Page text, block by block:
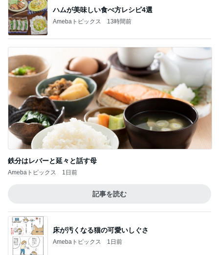
ハムが美味しい食べ方レシピ4選
Amebaトピックス 13時間前
鉄分はレバーと延々と話す母
Amebaトピックス 1日前
記事を読む
床が汚くなる猫の可愛いしぐさ
Amebaトピックス 1日前